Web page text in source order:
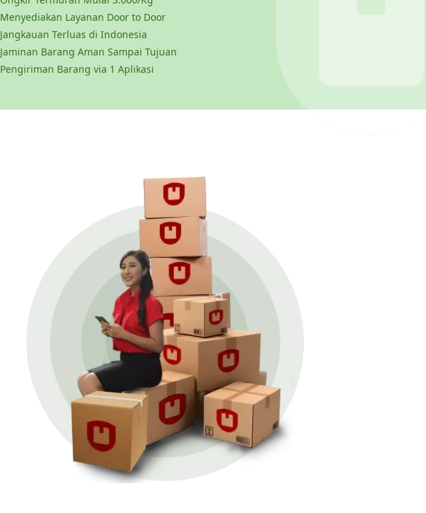
Menyediakan Layanan Door to Door
Jangkauan Terluas di Indonesia
Jaminan Barang Aman Sampai Tujuan
Pengiriman Barang via 1 Aplikasi